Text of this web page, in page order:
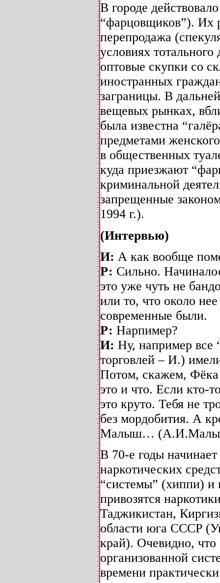
В городе
“фарцовщиков”). Их
перепродажа
условиях
оптовые скупки со
иностранных
заграницы. В
вещевых рынках,
была известна
предметами
в общественных
куда приезжают
криминальной
запрещенные
1994 г.).
(Интервью)
И: А как вообще
Р: Сильно.
это уже чуть не
или то, что около
современные были.
Р: Нарпимер?
И: Ну, например все
торговлей – И.)
Потом, скажем,
это и что. Если кто-
это круто. Тебя не
без мордобития. А
Малыш…
В 70-е годы
наркотических
“системы” (хиппи) и
привозятся
Таджикистан,
области юга СССР
край). Очевидно, что
организованной
времени